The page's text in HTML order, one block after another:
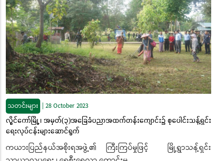
သတင်းများ 28 October 2023
လွိုင်ကော်မြို့ ၊ အမှတ်(၃)အခြေခံပညာအထက်တန်းကျောင်း၌ စုပေါင်းသန့်ရှင်း
ရေးလုပ်ငန်းများဆောင်ရွက်
ကယားပြည်နယ်အစိုးရအဖွဲ့၏ ကြီးကြပ်မှုဖြင့် မြို့ရွာသန့်ရှင်း